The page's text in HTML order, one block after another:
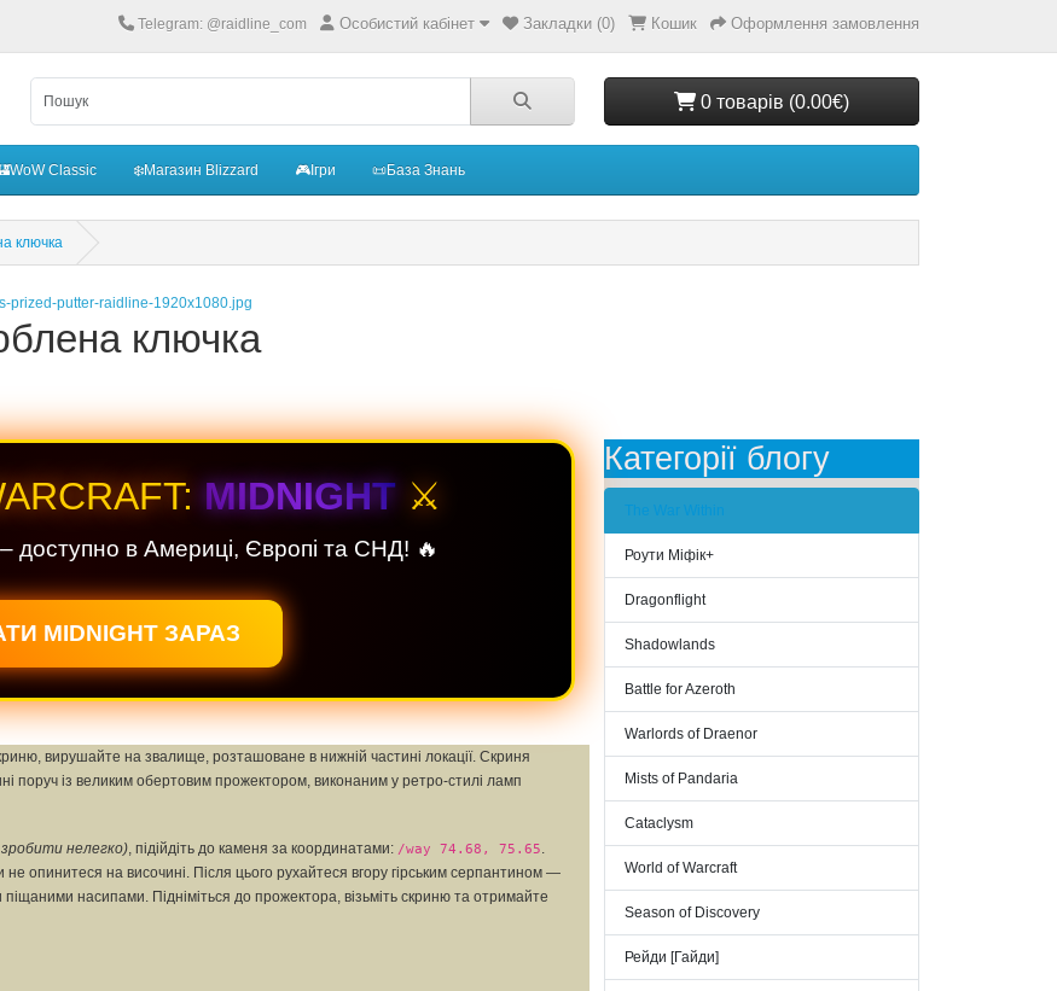
Telegram: @raidline_com Особистий кабінет Закладки (0) Кошик Оформлення замовлення
0 товарів (0.00€)
Classic ❄️Магазин Blizzard 🎮Ігри 📜База Знань
ключка
ключка
MIDNIGHT ⚔️
доступно в Америці, Європі та СНД! 🔥
MIDNIGHT ЗАРАЗ
вирушайте на звалище, розташоване в нижній частині локації. Скриня
поруч із великим обертовим прожектором, виконаним у ретро-стилі ламп
нелегко), підійдіть до каменя за координатами: /way 74.68, 75.65.
опинитеся на височині. Після цього рухайтеся вгору гірським серпантином —
насипами. Підніміться до прожектора, візьміть скриню та отримайте
Категорії блогу
The War Within
Роути Міфік+
Dragonflight
Shadowlands
Battle for Azeroth
Warlords of Draenor
Mists of Pandaria
Cataclysm
World of Warcraft
Season of Discovery
Рейди [Гайди]